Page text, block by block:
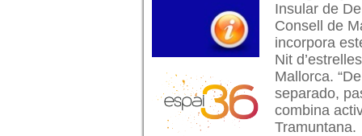
Insular de
Consell de
incorpora
Nit
Mallorca.
separado,
combina
Tramuntana.